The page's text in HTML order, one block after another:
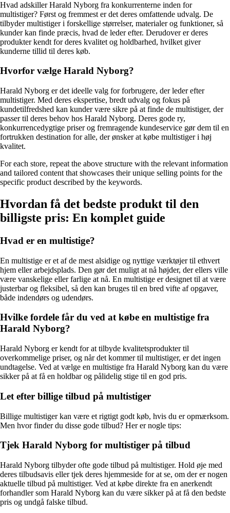
Hvad adskiller Harald Nyborg fra konkurrenterne inden for
multistiger? Først og fremmest er det deres omfattende udvalg. De
tilbyder multistiger i forskellige størrelser, materialer og funktioner, så
kunder kan finde præcis, hvad de leder efter. Derudover er deres
produkter kendt for deres kvalitet og holdbarhed, hvilket giver
kunderne tillid til deres køb.
Hvorfor vælge Harald Nyborg?
Harald Nyborg er det ideelle valg for forbrugere, der leder efter
multistiger. Med deres ekspertise, bredt udvalg og fokus på
kundetilfredshed kan kunder være sikre på at finde de multistiger, der
passer til deres behov hos Harald Nyborg. Deres gode ry,
konkurrencedygtige priser og fremragende kundeservice gør dem til en
fortrukken destination for alle, der ønsker at købe multistiger i høj
kvalitet.
For each store, repeat the above structure with the relevant information
and tailored content that showcases their unique selling points for the
specific product described by the keywords.
Hvordan få det bedste produkt til den
billigste pris: En komplet guide
Hvad er en multistige?
En multistige er et af de mest alsidige og nyttige værktøjer til ethvert
hjem eller arbejdsplads. Den gør det muligt at nå højder, der ellers ville
være vanskelige eller farlige at nå. En multistige er designet til at være
justerbar og fleksibel, så den kan bruges til en bred vifte af opgaver,
både indendørs og udendørs.
Hvilke fordele får du ved at købe en multistige fra
Harald Nyborg?
Harald Nyborg er kendt for at tilbyde kvalitetsprodukter til
overkommelige priser, og når det kommer til multistiger, er det ingen
undtagelse. Ved at vælge en multistige fra Harald Nyborg kan du være
sikker på at få en holdbar og pålidelig stige til en god pris.
Let efter billige tilbud på multistiger
Billige multistiger kan være et rigtigt godt køb, hvis du er opmærksom.
Men hvor finder du disse gode tilbud? Her er nogle tips:
Tjek Harald Nyborg for multistiger på tilbud
Harald Nyborg tilbyder ofte gode tilbud på multistiger. Hold øje med
deres tilbudsavis eller tjek deres hjemmeside for at se, om der er nogen
aktuelle tilbud på multistiger. Ved at købe direkte fra en anerkendt
forhandler som Harald Nyborg kan du være sikker på at få den bedste
pris og undgå falske tilbud.